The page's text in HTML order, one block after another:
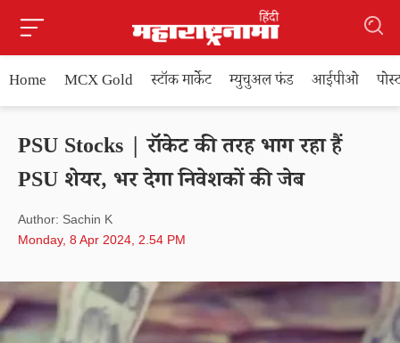
Home MCX Gold स्टॉक मार्केट म्युचुअल फंड आईपीओ
PSU Stocks | रॉकेट की तरह भाग रहा हैं
PSU शेयर, भर देगा निवेशकों की जेब
Author: Sachin K
Monday, 8 Apr 2024, 2.54 PM